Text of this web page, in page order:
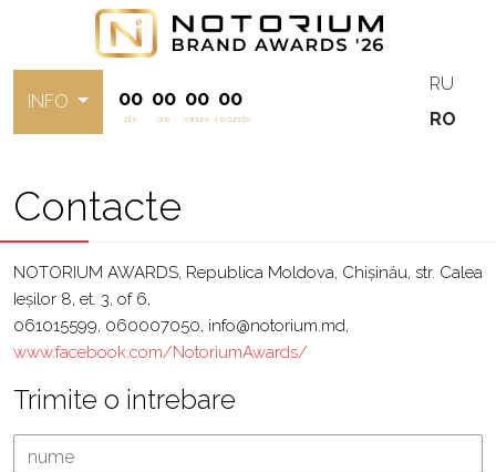
INFO 00
zile
00
ore
00
minute
00
secunde
RU
RO
Contacte
NOTORIUM AWARDS, Republica Moldova, Chișinău, str. Calea
Ieșilor 8, et. 3, of 6,
061015599, 060007050, info@notorium.md,
www.facebook.com/NotoriumAwards/
Trimite o intrebare